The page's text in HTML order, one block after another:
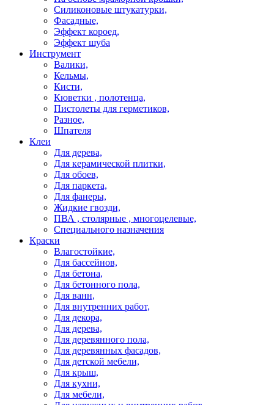
Силиконовые штукатурки,
Фасадные,
Эффект короед,
Эффект шуба
Инструмент
Валики,
Кельмы,
Кисти,
Кюветки , полотенца,
Пистолеты для герметиков,
Разное,
Шпателя
Клеи
Для дерева,
Для керамической плитки,
Для обоев,
Для паркета,
Для фанеры,
Жидкие гвозди,
ПВА , столярные , многоцелевые,
Специального назначения
Краски
Влагостойкие,
Для бассейнов,
Для бетона,
Для бетонного пола,
Для ванн,
Для внутренних работ,
Для декора,
Для дерева,
Для деревянного пола,
Для деревянных фасадов,
Для детской мебели,
Для крыш,
Для кухни,
Для мебели,